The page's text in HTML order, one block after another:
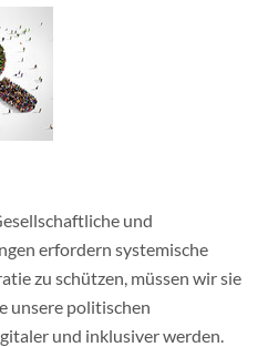
und
erfordern systemische
zu schützen, müssen wir sie
unsere politischen
und inklusiver werden.